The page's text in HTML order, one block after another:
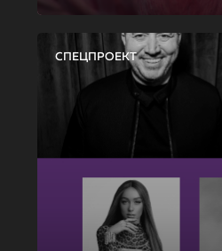
СПЕЦПРОЕКТ